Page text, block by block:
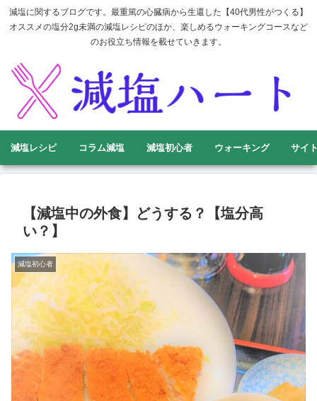
減塩に関するブログです。最重篤の心臓病から生還した【40代男性がつくる】
オススメの塩分2g未満の減塩レシピのほか、楽しめるウォーキングコースなど
のお役立ち情報を載せていきます。
減塩レシピ コラム減塩 減塩初心者 ウォーキング サイ
【減塩中の外食】どうする？【塩分高
い？】
減塩初心者